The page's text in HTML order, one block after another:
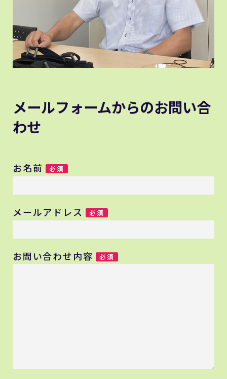
メールフォームからのお問い合
わせ
お名前 必須
メールアドレス 必須
お問い合わせ内容 必須